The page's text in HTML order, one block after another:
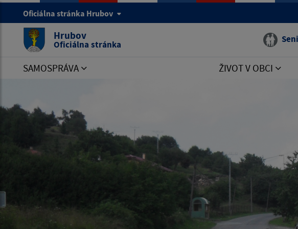
Oficiálna stránka Hrubov
Hrubov
Oficiálna stránka
SAMOSPRÁVA ŽIVOT V OBCI